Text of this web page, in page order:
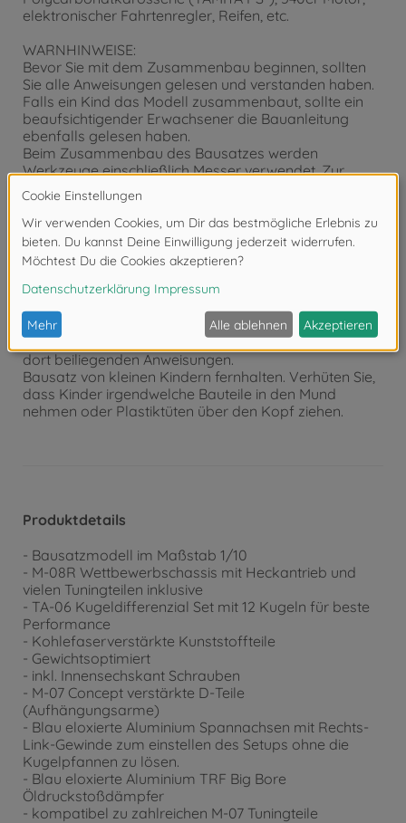
elektronischer Fahrtenregler, Reifen, etc.
WARNHINWEISE:
Bevor Sie mit dem Zusammenbau beginnen, sollten
Sie alle Anweisungen gelesen und verstanden haben.
Falls ein Kind das Modell zusammenbaut, sollte ein
beaufsichtigender Erwachsener die Bauanleitung
ebenfalls gelesen haben.
Beim Zusammenbau des Bausatzes werden
Werkzeuge einschließlich Messer verwendet. Zur
Vermeidung von Verletzungen ist gesonderte Vorsicht
angebracht.
Falls beim Zusammenbau Schwierigkeiten auftreten,
fragen Sie einen Erwachsenen, der die Arbeiten
überwacht oder einen Modellbauer mit RC
Erfahrungen bzw. Fachhändler.
Werkzeuge jeweils nur zweckbestimmt einsetzen. Bei
fehlerhafter Anwendung besteht Verletzungsgefahr.
Wenn Sie Farben und/oder Kleber verwenden (nicht
im Bausatz enthalten), beachten und befolgen Sie die
dort beiliegenden Anweisungen.
Bausatz von kleinen Kindern fernhalten. Verhüten Sie,
dass Kinder irgendwelche Bauteile in den Mund
nehmen oder Plastiktüten über den Kopf ziehen.
Produktdetails
- Bausatzmodell im Maßstab 1/10
- M-08R Wettbewerbschassis mit Heckantrieb und
vielen Tuningteilen inklusive
- TA-06 Kugeldifferenzial Set mit 12 Kugeln für beste
Performance
- Kohlefaserverstärkte Kunststoffteile
- Gewichtsoptimiert
- inkl. Innensechskant Schrauben
- M-07 Concept verstärkte D-Teile
(Aufhängungsarme)
- Blau eloxierte Aluminium Spannachsen mit Rechts-
Link-Gewinde zum einstellen des Setups ohne die
Kugelpfannen zu lösen.
- Blau eloxierte Aluminium TRF Big Bore
Öldruckstoßdämpfer
- kompatibel zu zahlreichen M-07 Tuningteile